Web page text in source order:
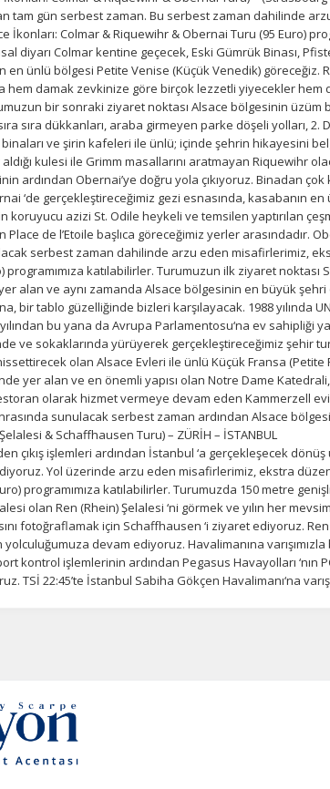
Tümünü Reddet
tam gün serbest zaman. Bu serbest zaman dahilinde
İkonları: Colmar & Riquewihr & Obernai Turu (95 Euro)
diyarı Colmar kentine geçecek, Eski Gümrük Binası,
ünlü bölgesi Petite Venise (Küçük Venedik) göreceğiz.
hem damak zevkinize göre birçok lezzetli yiyecekler hem
bir sonraki ziyaret noktası Alsace bölgesinin üzüm
sıra dükkanları, araba girmeyen parke döşeli yolları, 2.
ve şirin kafeleri ile ünlü; içinde şehrin hikayesini
kulesi ile Grimm masallarını aratmayan Riquewihr
ardından Obernai’ye doğru yola çıkıyoruz. Binadan çok
‘de gerçekleştireceğimiz gezi esnasında, kasabanın
koruyucu azizi St. Odile heykeli ve temsilen yaptırılan
de l’Etoile başlıca göreceğimiz yerler arasındadır.
serbest zaman dahilinde arzu eden misafirlerimiz,
programımıza katılabilirler. Turumuzun ilk ziyaret noktası
yer alan ve aynı zamanda Alsace bölgesinin en büyük
bir tablo güzelliğinde bizleri karşılayacak. 1988 yılında
yılından bu yana da Avrupa Parlamentosu‘na ev sahipliği
ve sokaklarında yürüyerek gerçekleştireceğimiz şehir
olan Alsace Evleri ile ünlü Küçük Fransa (Petite
yer alan ve en önemli yapısı olan Notre Dame
olarak hizmet vermeye devam eden Kammerzell
sunulacak serbest zaman ardından Alsace
& Schaffhausen Turu) – ZÜRİH – İSTANBUL
çıkış işlemleri ardından İstanbul ‘a gerçekleşecek
Yol üzerinde arzu eden misafirlerimiz, ekstra
programımıza katılabilirler. Turumuzda 150 metre
olan Ren (Rhein) Şelalesi ‘ni görmek ve yılın her
fotoğraflamak için Schaffhausen ‘i ziyaret ediyoruz.
devam ediyoruz. Havalimanına
kontrol işlemlerinin ardından Pegasus Havayolları ‘nın
TSİ 22:45’te İstanbul Sabiha Gökçen Havalimanı‘na